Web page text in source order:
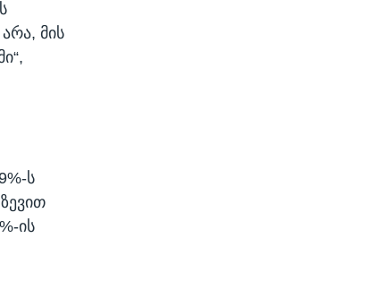
მის
ს
ის